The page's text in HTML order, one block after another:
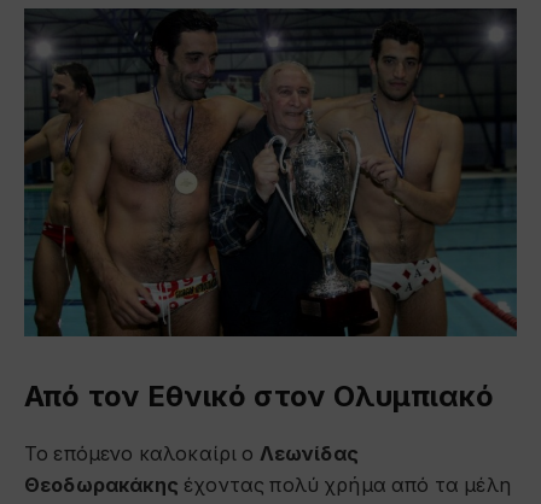
Από τον Εθνικό στον Ολυμπιακό
Το επόμενο καλοκαίρι ο Λεωνίδας
Θεοδωρακάκης έχοντας πολύ χρήμα από τα μέλη